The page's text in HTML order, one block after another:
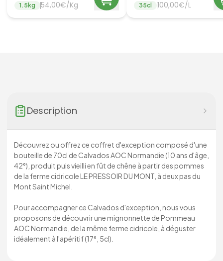
1.5kg 54,00€/Kg 35cl 100,00€/L
Description
Découvrez ou offrez ce coffret d'exception composé d'une
bouteille de 70cl de Calvados AOC Normandie (10 ans d'âge,
42°), produit puis vieilli en fût de chêne à partir des pommes
de la ferme cidricole LE PRESSOIR DU MONT, à deux pas du
Mont Saint Michel.
Pour accompagner ce Calvados d'exception, nous vous
proposons de découvrir une mignonnette de Pommeau
AOC Normandie, de la même ferme cidricole, à déguster
idéalement à l'apéritif (17°, 5cl).